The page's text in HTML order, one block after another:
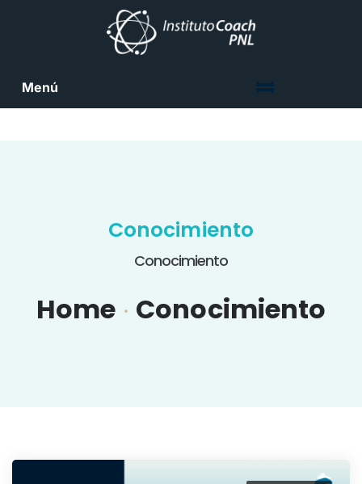
Menú
Conocimiento
Conocimiento
Home Conocimiento